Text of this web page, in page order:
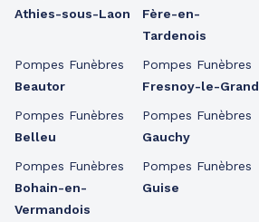
Athies-sous-Laon
Pompes Funèbres
Beautor
Pompes Funèbres
Belleu
Pompes Funèbres
Bohain-en-
Vermandois
Fère-en-
Tardenois
Pompes Funèbres
Fresnoy-le-Grand
Pompes Funèbres
Gauchy
Pompes Funèbres
Guise